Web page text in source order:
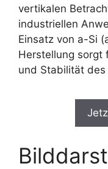
vertikalen
industriellen
Einsatz von a-Si
Herstellung sorgt
und Stabilität des